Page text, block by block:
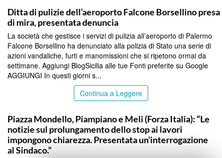
Ditta di pulizie dell’aeroporto Falcone Borsellino presa
di mira, presentata denuncia
La società che gestisce i servizi di pulizia all’aeroporto di Palermo
Falcone Borsellino ha denunciato alla polizia di Stato una serie di
azioni vandaliche, furti e manomissioni che si ripetono ormai da
settimane. Aggiungi BlogSicilia alle tue Fonti preferite su Google
AGGIUNGI In questi giorni s...
Continua a Leggere
Piazza Mondello, Piampiano e Meli (Forza Italia): “Le
notizie sul prolungamento dello stop ai lavori
impongono chiarezza. Presentata un’interrogazione
al Sindaco.”